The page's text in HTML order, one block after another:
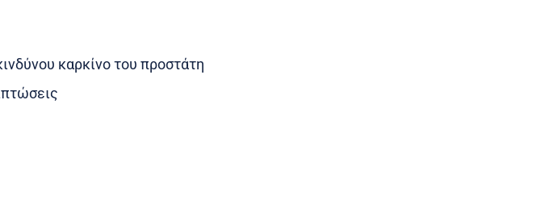
καρκίνο του προστάτη